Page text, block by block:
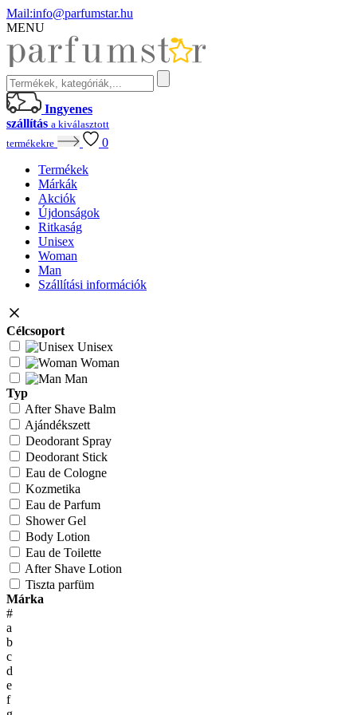
Mail:info@parfumstar.hu
MENU
Ingyenes
szállítás a kiválasztott
termékekre
0
Termékek
Márkák
Akciók
Újdonságok
Ritkaság
Unisex
Woman
Man
Szállítási információk
Célcsoport
Unisex
Woman
Man
Typ
After Shave Balm
Ajándékszett
Deodorant Spray
Deodorant Stick
Eau de Cologne
Kozmetika
Eau de Parfum
Shower Gel
Body Lotion
Eau de Toilette
After Shave Lotion
Tiszta parfüm
Márka
#
a
b
c
d
e
f